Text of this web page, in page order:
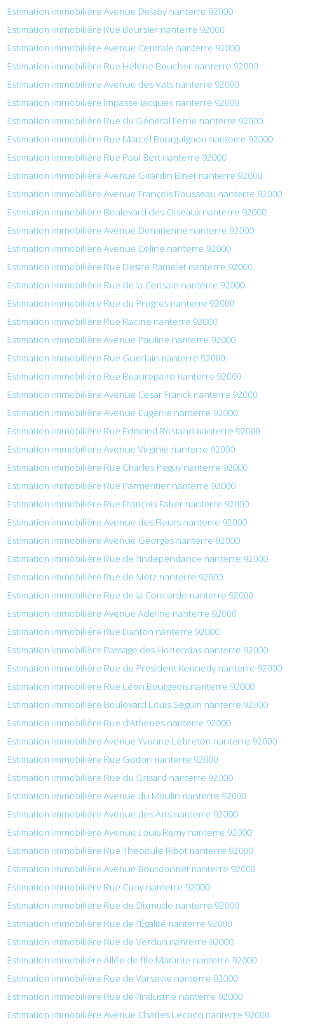
Estimation immobilière Avenue Delaby nanterre 92000
Estimation immobilière Rue Boursier nanterre 92000
Estimation immobilière Avenue Centrale nanterre 92000
Estimation immobilière Rue Hélène Boucher nanterre 92000
Estimation immobilière Avenue des Vats nanterre 92000
Estimation immobilière Impasse Jacques nanterre 92000
Estimation immobilière Rue du Général Ferrie nanterre 92000
Estimation immobilière Rue Marcel Bourguignon nanterre 92000
Estimation immobilière Rue Paul Bert nanterre 92000
Estimation immobilière Avenue Girardin Binet nanterre 92000
Estimation immobilière Avenue François Rousseau nanterre 92000
Estimation immobilière Boulevard des Oiseaux nanterre 92000
Estimation immobilière Avenue Donatienne nanterre 92000
Estimation immobilière Avenue Celine nanterre 92000
Estimation immobilière Rue Desire Ramelet nanterre 92000
Estimation immobilière Rue de la Cerisaie nanterre 92000
Estimation immobilière Rue du Progres nanterre 92000
Estimation immobilière Rue Racine nanterre 92000
Estimation immobilière Avenue Pauline nanterre 92000
Estimation immobilière Rue Guerlain nanterre 92000
Estimation immobilière Rue Beaurepaire nanterre 92000
Estimation immobilière Avenue Cesar Franck nanterre 92000
Estimation immobilière Avenue Eugenie nanterre 92000
Estimation immobilière Rue Edmond Rostand nanterre 92000
Estimation immobilière Avenue Virginie nanterre 92000
Estimation immobilière Rue Charles Peguy nanterre 92000
Estimation immobilière Rue Parmentier nanterre 92000
Estimation immobilière Rue François Faber nanterre 92000
Estimation immobilière Avenue des Fleurs nanterre 92000
Estimation immobilière Avenue Georges nanterre 92000
Estimation immobilière Rue de l’Independance nanterre 92000
Estimation immobilière Rue de Metz nanterre 92000
Estimation immobilière Rue de la Concorde nanterre 92000
Estimation immobilière Avenue Adeline nanterre 92000
Estimation immobilière Rue Danton nanterre 92000
Estimation immobilière Passage des Hortensias nanterre 92000
Estimation immobilière Rue du President Kennedy nanterre 92000
Estimation immobilière Rue Léon Bourgeois nanterre 92000
Estimation immobilière Boulevard Louis Seguin nanterre 92000
Estimation immobilière Rue d’Athenes nanterre 92000
Estimation immobilière Avenue Yvonne Lebreton nanterre 92000
Estimation immobilière Rue Godon nanterre 92000
Estimation immobilière Rue du Grisard nanterre 92000
Estimation immobilière Avenue du Moulin nanterre 92000
Estimation immobilière Avenue des Arts nanterre 92000
Estimation immobilière Avenue Louis Remy nanterre 92000
Estimation immobilière Rue Theodule Ribot nanterre 92000
Estimation immobilière Avenue Bourdonnet nanterre 92000
Estimation immobilière Rue Cuny nanterre 92000
Estimation immobilière Rue de Dixmude nanterre 92000
Estimation immobilière Rue de l’Égalité nanterre 92000
Estimation immobilière Rue de Verdun nanterre 92000
Estimation immobilière Allée de l’Ile Marante nanterre 92000
Estimation immobilière Rue de Varsovie nanterre 92000
Estimation immobilière Rue de l’Industrie nanterre 92000
Estimation immobilière Avenue Charles Lecocq nanterre 92000